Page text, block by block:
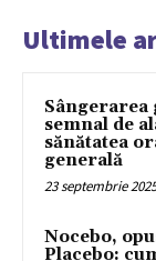
Ultimele
semnal de
sănătatea
generală
23 septembrie 2025
Nocebo,
Placebo: